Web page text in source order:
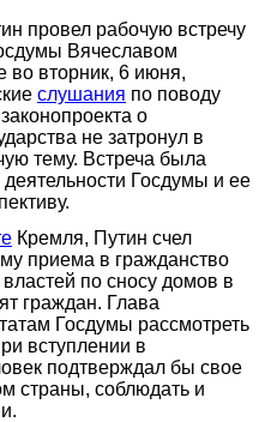
провел рабочую встречу
Вячеславом
вторник, 6 июня,
слушания по поводу
о
не затронул в
тему. Встреча была
Госдумы и ее
Кремля, Путин счел
приема в гражданство
по сносу домов в
граждан. Глава
Госдумы рассмотреть
вступлении в
подтверждал бы свое
страны, соблюдать и